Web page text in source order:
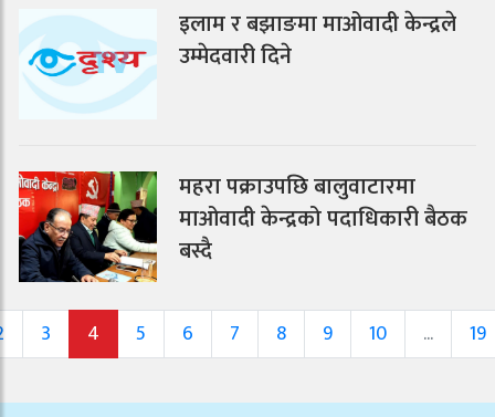
इलाम र बझाङमा माओवादी केन्द्रले
उम्मेदवारी दिने
महरा पक्राउपछि बालुवाटारमा
माओवादी केन्द्रको पदाधिकारी बैठक
बस्दै
3 4 5 6 7 8 9 10 ... 19